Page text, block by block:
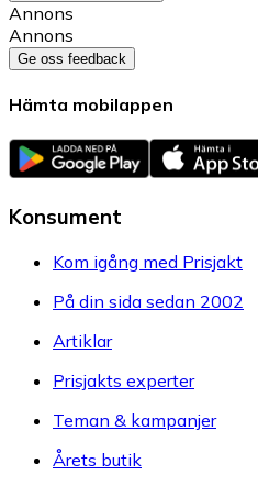
Annons
Annons
Ge oss feedback
Hämta mobilappen
Konsument
Kom igång med Prisjakt
På din sida sedan 2002
Artiklar
Prisjakts experter
Teman & kampanjer
Årets butik